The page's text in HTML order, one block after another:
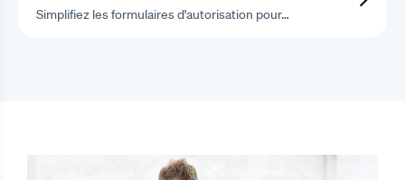
Simplifiez les formulaires d'autorisation pour…